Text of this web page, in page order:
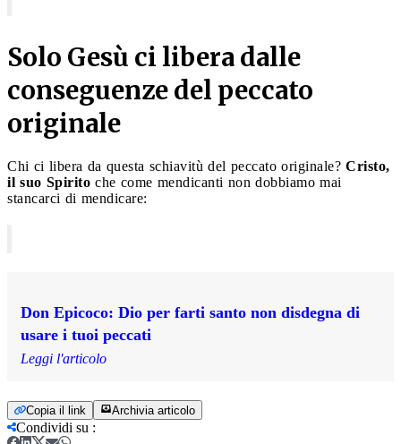
Solo Gesù ci libera dalle
conseguenze del peccato
originale
Chi ci libera da questa schiavitù del peccato originale? Cristo,
il suo Spirito che come mendicanti non dobbiamo mai
stancarci di mendicare:
Don Epicoco: Dio per farti santo non disdegna di
usare i tuoi peccati
Leggi l'articolo
Copia il link Archivia articolo
Condividi su :